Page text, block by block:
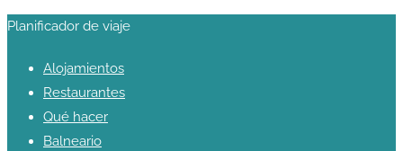
Planificador de viaje
Alojamientos
Restaurantes
Qué hacer
Balneario